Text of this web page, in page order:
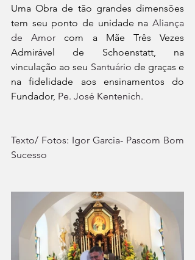
Uma Obra de tão grandes dimensões
tem seu ponto de unidade na Aliança
de Amor
com a Mãe Três Vezes
Admirável de Schoenstatt, na
vinculação ao seu Santuário de graças e
na fidelidade aos ensinamentos do
Fundador, Pe. José Kentenich.
Texto/ Fotos: Igor Garcia- Pascom Bom
Sucesso